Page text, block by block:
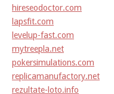
hireseodoctor.com
lapsfit.com
levelup-fast.com
mytreepla.net
pokersimulations.com
replicamanufactory.net
rezultate-loto.info